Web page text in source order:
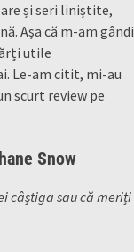
și seri liniștite,
Așa că m-am
utile
Le-am citit, mi-au
scurt review pe
Snow
câștiga sau că meriți